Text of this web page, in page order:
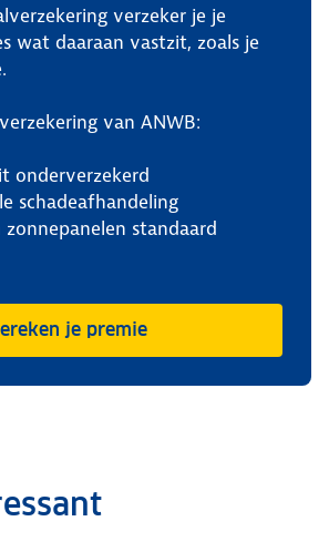
verzeker je je
wat daaraan vastzit, zoals je
van ANWB:
onderverzekerd
schadeafhandeling
zonnepanelen standaard
je premie